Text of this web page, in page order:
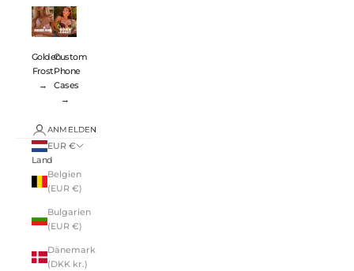
Golden
Frost
→
Custom
Phone
Cases
→
ANMELDEN
EUR €
Land
Belgien
(EUR €)
Bulgarien
(EUR €)
Dänemark
(DKK kr.)